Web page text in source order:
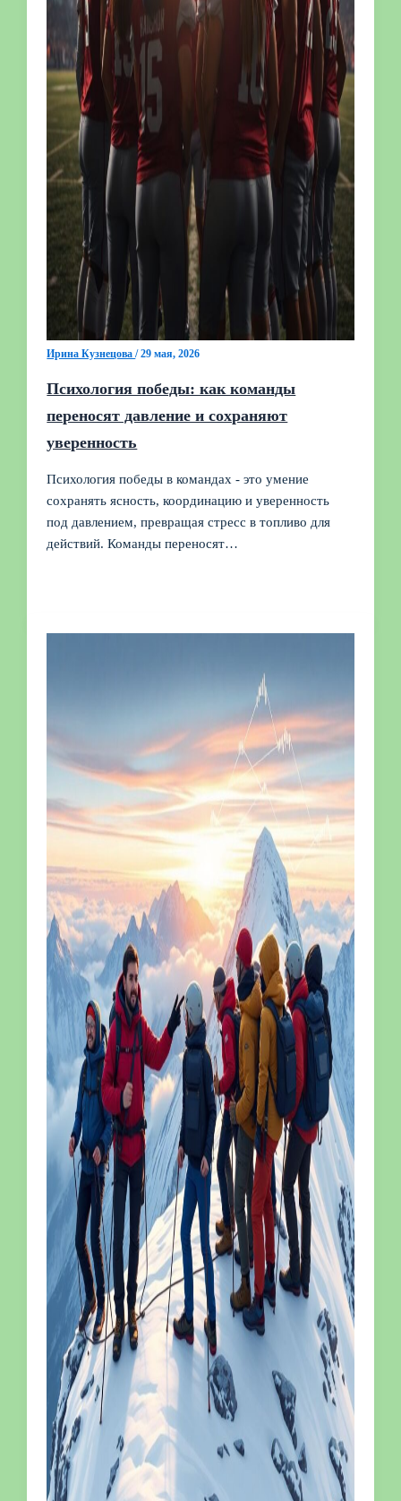
Ирина Кузнецова/29 мая, 2026
Психология победы: как команды
переносят давление и сохраняют
уверенность
Психология победы в командах - это умение
сохранять ясность, координацию и уверенность
под давлением, превращая стресс в топливо для
действий. Команды переносят…